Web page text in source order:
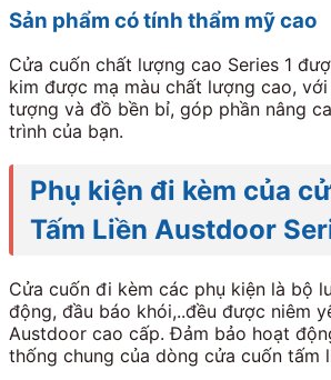
Sản phẩm có tính thẩm mỹ cao
Cửa cuốn chất lượng cao Series 1
kim được mạ màu chất lượng cao,
tượng và đồ bền bỉ, góp phần nâng
trình của bạn.
Phụ kiện đi kèm của
Tấm Liền Austdoor
Cửa cuốn đi kèm các phụ kiện là bộ
động, đầu báo khói,..đều được niêm
Austdoor cao cấp. Đảm bảo hoạt
thống chung của dòng cửa cuốn tấm